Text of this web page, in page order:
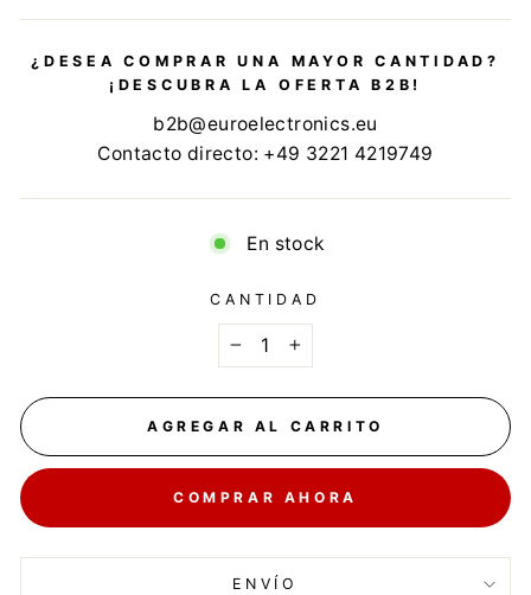
¿DESEA COMPRAR UNA MAYOR CANTIDAD?
¡DESCUBRA LA OFERTA B2B!
b2b@euroelectronics.eu
Contacto directo: +49 3221 4219749
En stock
CANTIDAD
+
AGREGAR AL CARRITO
COMPRAR AHORA
ENVÍO